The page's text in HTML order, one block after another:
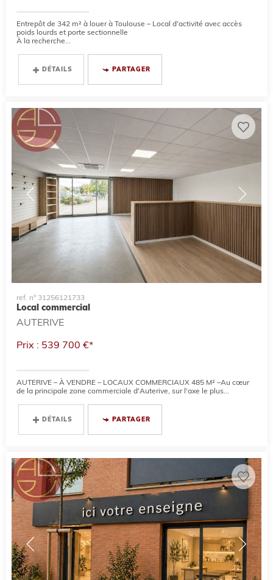
Entrepôt de 342 m² à louer à Toulouse – Local d'activité avec accès
poids lourds et porte sectionnelle
À la recherche...
DÉTAILS PARTAGER
ref. n° 31256121733
Local commercial
AUTERIVE
Prix : 539 700 €*
AUTERIVE – À VENDRE – LOCAUX COMMERCIAUX 485 M² –Au cœur
de la principale zone commerciale d'Auterive, sur l'axe le plus...
DÉTAILS PARTAGER